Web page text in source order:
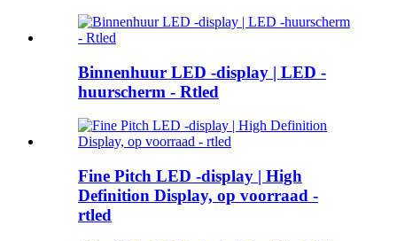
Binnenhuur LED -display | LED -
huurscherm - Rtled
Fine Pitch LED -display | High
Definition Display, op voorraad -
rtled